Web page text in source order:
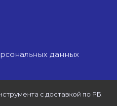
данных
с доставкой по РБ.